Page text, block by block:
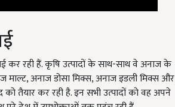
कर रही हैं. कृषि उत्पादों के साथ-साथ वे अनाज के
अनाज डोसा मिक्स, अनाज इडली मिक्स और
तैयार कर रही है. इन सभी उत्पादों को वह अपने